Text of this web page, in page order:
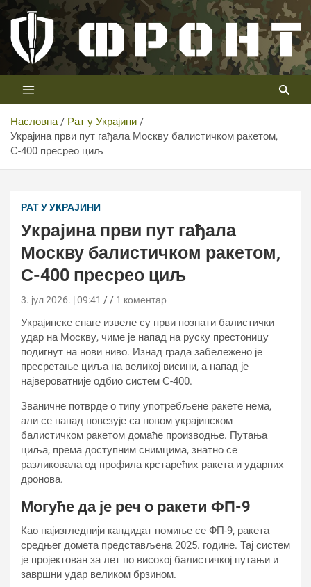
Скип
цонтент
Телевизија ФРОНТ
Први војни канал у Србији
Насловна
Рат у Украјини
Украјина први пут гађала Москву балистичком ракетом,
С-400 пресрео циљ
РАТ У УКРАЈИНИ
Украјина први пут гађала
Москву балистичком ракетом,
С-400 пресрео циљ
3. јул 2026. | 09:41 1 коментар
Украјинске снаге извеле су први познати балистички
удар на Москву, чиме је напад на руску престоницу
подигнут на нови ниво. Изнад града забележено је
пресретање циља на великој висини, а напад је
највероватније одбио систем С-400.
Званичне потврде о типу употребљене ракете нема,
али се напад повезује са новом украјинском
балистичком ракетом домаће производње. Путања
циља, према доступним снимцима, знатно се
разликовала од профила крстарећих ракета и ударних
дронова.
Могуће да је реч о ракети ФП-9
Као најизгледнији кандидат помиње се ФП-9, ракета
средњег домета представљена 2025. године. Тај систем
је пројектован за лет по високој балистичкој путањи и
завршни удар великом брзином.